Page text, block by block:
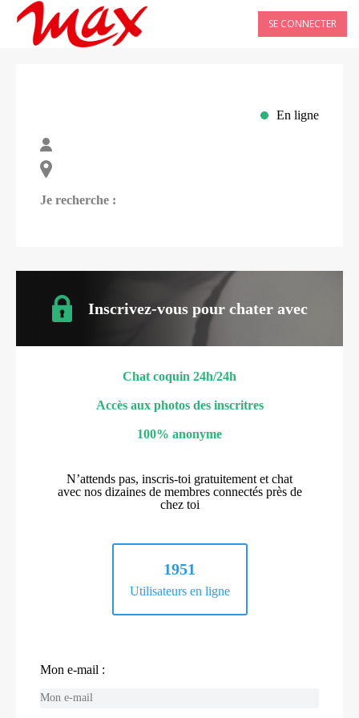
SE CONNECTER
En ligne
Je recherche :
Inscrivez-vous pour chater avec
Chat coquin 24h/24h
Accès aux photos des inscritres
100% anonyme
N’attends pas, inscris-toi gratuitement et chat
avec nos dizaines de membres connectés près de
chez toi
1951
Utilisateurs en ligne
Mon e-mail :